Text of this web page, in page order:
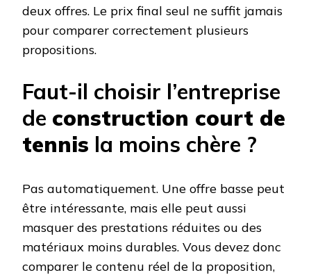
deux offres. Le prix final seul ne suffit jamais
pour comparer correctement plusieurs
propositions.
Faut-il choisir l’entreprise
de construction court de
tennis la moins chère ?
Pas automatiquement. Une offre basse peut
être intéressante, mais elle peut aussi
masquer des prestations réduites ou des
matériaux moins durables. Vous devez donc
comparer le contenu réel de la proposition,